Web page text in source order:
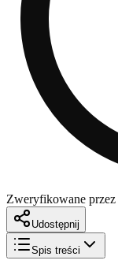
Zweryfikowane przez
Udostępnij
Spis treści